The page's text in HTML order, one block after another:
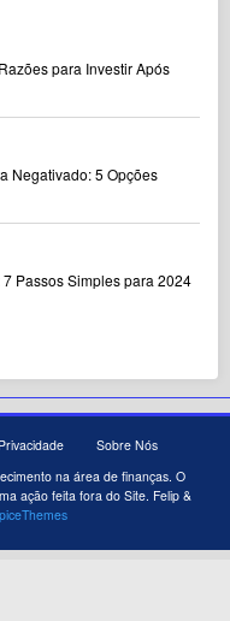
para Investir Após
Negativado: 5 Opções
7 Passos Simples para 2024
Sobre Nós
na área de finanças. O
ação feita fora do Site. Felip &